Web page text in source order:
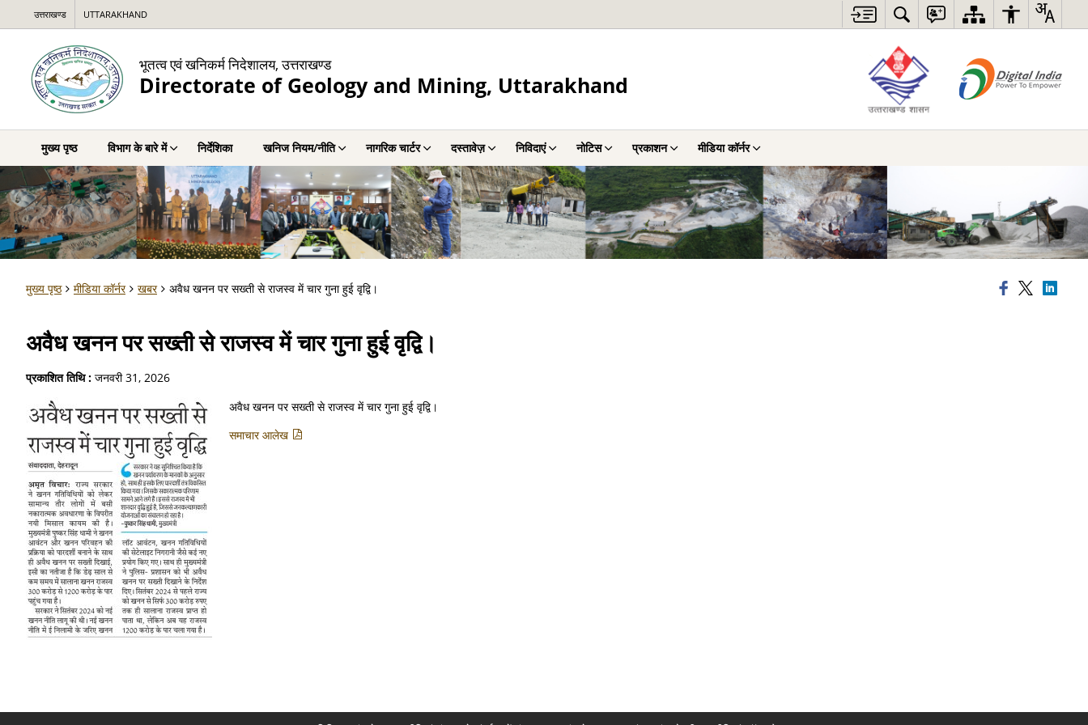
उत्तराखण्ड UTTARAKHAND
भूतत्व एवं खनिकर्म निदेशालय, उत्तराखण्ड
Directorate of Geology and Mining, Uttarakhand
मुख्य पृष्ठ विभाग के बारे में निर्देशिका खनिज नियम/नीति नागरिक चार्टर दस्तावेज़ निविदाएं नोटिस प्रकाशन मीडिया कॉर्नर
मुख्य पृष्ठ मीडिया कॉर्नर खबर अवैध खनन पर सख्ती से राजस्व में चार गुना हुई वृद्वि।
अवैध खनन पर सख्ती से राजस्व में चार गुना हुई वृद्वि।
प्रकाशित तिथि : जनवरी 31, 2026
अवैध खनन पर सख्ती से राजस्व में चार गुना हुई वृद्वि।
समाचार आलेख